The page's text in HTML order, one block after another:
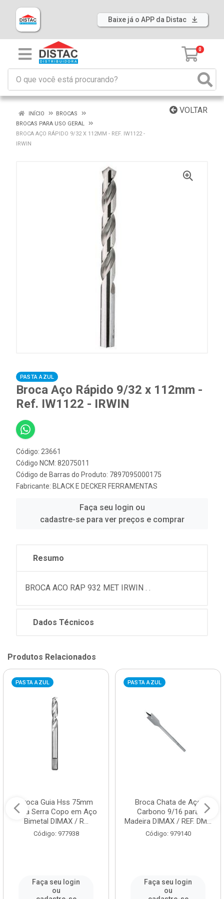
Baixe já o APP da Distac
0
VOLTAR
INÍCIO
BROCAS
BROCAS PARA USO GERAL
BROCA AÇO RÁPIDO 9/32 X 112MM - REF. IW1122 -
IRWIN
PASTA AZUL
Broca Aço Rápido 9/32 x 112mm -
Ref. IW1122 - IRWIN
Código: 23661
Código NCM: 82075011
Código de Barras do Produto: 7897095000175
Fabricante: BLACK E DECKER FERRAMENTAS
Faça seu login ou
cadastre-se para ver preços e comprar
Resumo
BROCA ACO RAP 932 MET IRWIN . .
Dados Técnicos
Produtos Relacionados
PASTA AZUL
Broca Guia Hss 75mm
para Serra Copo em Aço
Bimetal DIMAX / R...
Código: 977938
Faça seu login
ou
PASTA AZUL
Broca Chata de Aço
Carbono 9/16 para
Madeira DIMAX / REF. DM...
Código: 979140
Faça seu login
ou